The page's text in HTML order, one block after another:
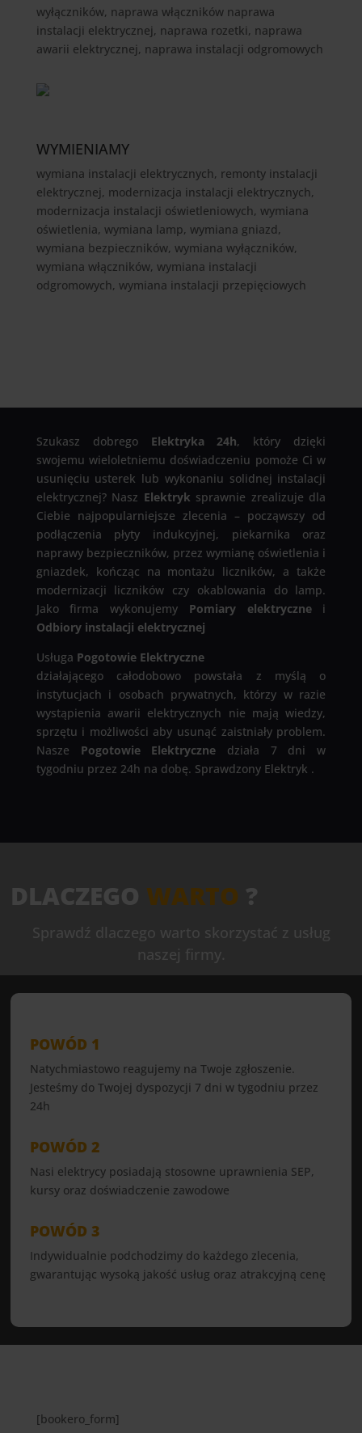
wyłączników, naprawa włączników naprawa
instalacji elektrycznej, naprawa rozetki, naprawa
awarii elektrycznej, naprawa instalacji odgromowych
WYMIENIAMY
wymiana instalacji elektrycznych, remonty instalacji
elektrycznej, modernizacja instalacji elektrycznych,
modernizacja instalacji oświetleniowych, wymiana
oświetlenia, wymiana lamp, wymiana gniazd,
wymiana bezpieczników, wymiana wyłączników,
wymiana włączników, wymiana instalacji
odgromowych, wymiana instalacji przepięciowych
Szukasz dobrego Elektryka 24h, który dzięki
swojemu wieloletniemu doświadczeniu pomoże Ci w
usunięciu usterek lub wykonaniu solidnej instalacji
elektrycznej? Nasz Elektryk sprawnie zrealizuje dla
Ciebie najpopularniejsze zlecenia – począwszy od
podłączenia płyty indukcyjnej, piekarnika oraz
naprawy bezpieczników, przez wymianę oświetlenia i
gniazdek, kończąc na montażu liczników, a także
modernizacji liczników czy okablowania do lamp.
Jako firma wykonujemy Pomiary elektrycznei
Odbiory instalacji elektrycznej
Usługa Pogotowie Elektryczne
działającego całodobowo powstała z myślą o
instytucjach i osobach prywatnych, którzy w razie
wystąpienia awarii elektrycznych nie mają wiedzy,
sprzętu i możliwości aby usunąć zaistniały problem.
Nasze Pogotowie Elektryczne działa 7 dni w
tygodniu przez 24h na dobę. Sprawdzony Elektryk .
DLACZEGO WARTO ?
Sprawdź dlaczego warto skorzystać z usług
naszej firmy.
POWÓD 1
Natychmiastowo reagujemy na Twoje zgłoszenie.
Jesteśmy do Twojej dyspozycji 7 dni w tygodniu przez
24h
POWÓD 2
Nasi elektrycy posiadają stosowne uprawnienia SEP,
kursy oraz doświadczenie zawodowe
POWÓD 3
Indywidualnie podchodzimy do każdego zlecenia,
gwarantując wysoką jakość usług oraz atrakcyjną cenę
[bookero_form]